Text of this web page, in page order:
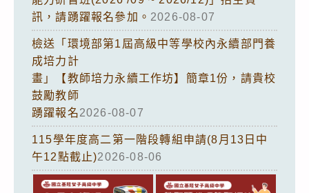
訊，請踴躍報名參加。 2026-08-07
檢送「環境部第1屆高級中等學校內永續部門養
成培力計
畫」【教師培力永續工作坊】簡章1份，請貴校
鼓勵教師
踴躍報名2026-08-07
115學年度高二第一階段轉組申請(8月13日中
午12點截止)2026-08-06